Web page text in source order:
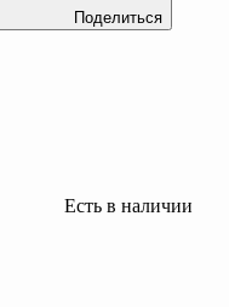
Поделиться
Есть в наличии